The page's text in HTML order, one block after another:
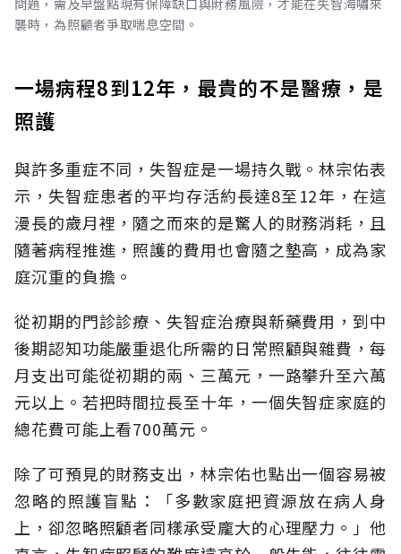
襲時，為照顧者爭取喘息空間。
一場病程8到12年，最貴的不是醫療，是
照護
與許多重症不同，失智症是一場持久戰。林宗佑表
示，失智症患者的平均存活約長達8至12年，在這
漫長的歲月裡，隨之而來的是驚人的財務消耗，且
隨著病程推進，照護的費用也會隨之墊高，成為家
庭沉重的負擔。
從初期的門診診療、失智症治療與新藥費用，到中
後期認知功能嚴重退化所需的日常照顧與雜費，每
月支出可能從初期的兩、三萬元，一路攀升至六萬
元以上。若把時間拉長至十年，一個失智症家庭的
總花費可能上看700萬元。
除了可預見的財務支出，林宗佑也點出一個容易被
忽略的照護盲點：「多數家庭把資源放在病人身
上，卻忽略照顧者同樣承受龐大的心理壓力。」他